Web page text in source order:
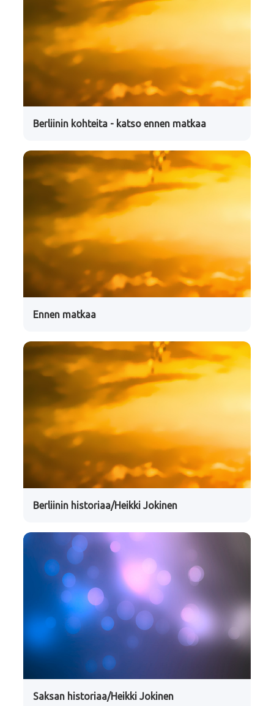
Berliinin kohteita - katso ennen matkaa
Ennen matkaa
Berliinin historiaa/Heikki Jokinen
Saksan historiaa/Heikki Jokinen